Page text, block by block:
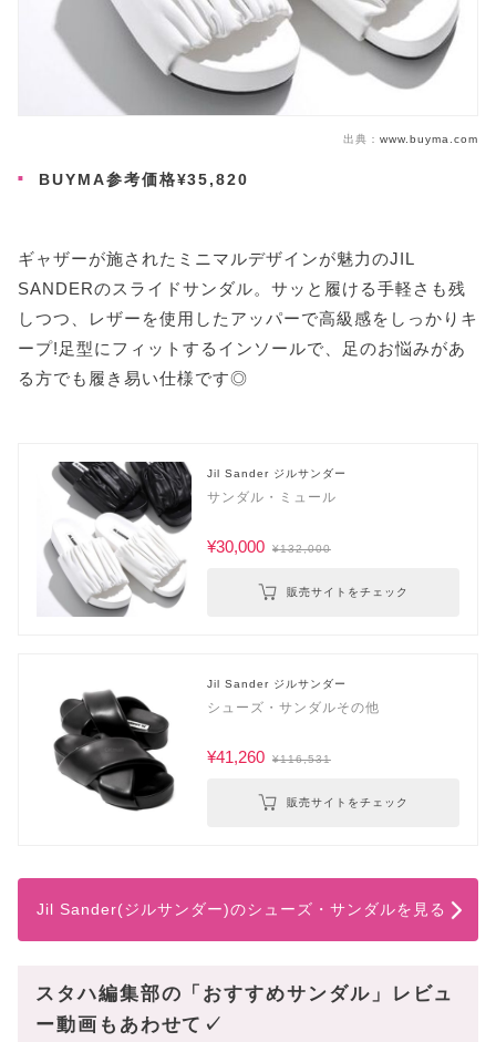
出典： www.buyma.com
BUYMA参考価格¥35,820
ギャザーが施されたミニマルデザインが魅力のJIL
SANDERのスライドサンダル。サッと履ける手軽さも残
しつつ、レザーを使用したアッパーで高級感をしっかりキ
ープ!足型にフィットするインソールで、足のお悩みがあ
る方でも履き易い仕様です◎
Jil Sander ジルサンダー
サンダル・ミュール
¥30,000 ¥132,000
販売サイトをチェック
Jil Sander ジルサンダー
シューズ・サンダルその他
¥41,260 ¥116,531
販売サイトをチェック
Jil Sander(ジルサンダー)のシューズ・サンダルを見る
スタハ編集部の「おすすめサンダル」レビュ
ー動画もあわせて✓